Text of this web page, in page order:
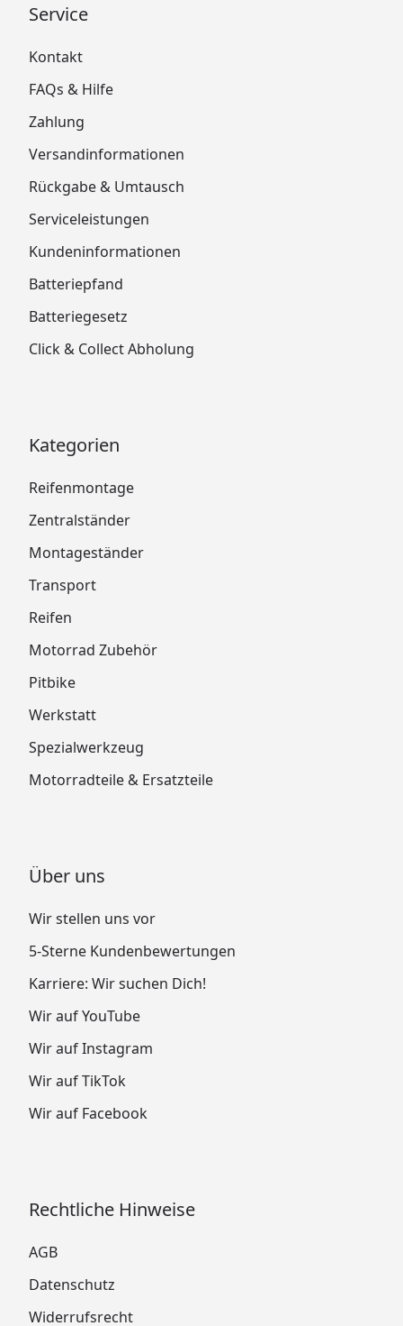
Service
Kontakt
FAQs & Hilfe
Zahlung
Versandinformationen
Rückgabe & Umtausch
Serviceleistungen
Kundeninformationen
Batteriepfand
Batteriegesetz
Click & Collect Abholung
Kategorien
Reifenmontage
Zentralständer
Montageständer
Transport
Reifen
Motorrad Zubehör
Pitbike
Werkstatt
Spezialwerkzeug
Motorradteile & Ersatzteile
Über uns
Wir stellen uns vor
5-Sterne Kundenbewertungen
Karriere: Wir suchen Dich!
Wir auf YouTube
Wir auf Instagram
Wir auf TikTok
Wir auf Facebook
Rechtliche Hinweise
AGB
Datenschutz
Widerrufsrecht